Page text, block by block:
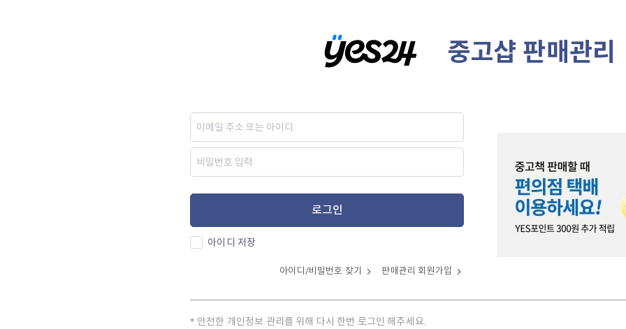
중고샵 판매관리
로그인
아이디 저장
아이디/비밀번호 찾기 판매관리 회원가입
안전한 개인정보 관리를 위해 다시 한번 로그인 해주세요.